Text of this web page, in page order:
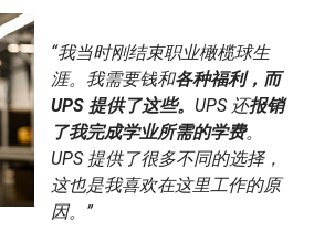
“我当时刚结束职业橄榄球生
涯。我需要钱和各种福利，而
UPS 提供了这些。 UPS 还报销
了我完成学业所需的学费。
UPS 提供了很多不同的选择，
这也是我喜欢在这里工作的原
因。”